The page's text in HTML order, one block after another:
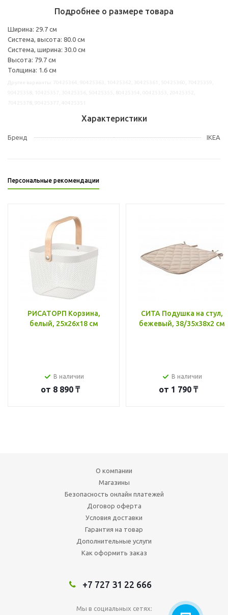
Подробнее о размере товара
Ширина: 29.7 см
Система, высота: 80.0 см
Система, ширина: 30.0 см
Высота: 79.7 см
Толщина: 1.6 см
Характеристики
Бренд IKEA
Персональные рекомендации
РИСАТОРП Корзина,
белый, 25x26x18 см
В наличии
от 8 890 ₸
СИТА Подушка на стул,
бежевый, 38/35x38x2 см
В наличии
от 1 790 ₸
О компании
Магазины
Безопасность онлайн платежей
Договор оферта
Условия доставки
Гарантия на товар
Дополнительные услуги
Как оформить заказ
+7 727 31 22 666
Мы в социальных сетях: